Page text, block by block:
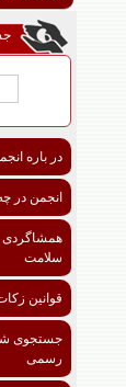
در باره
انجمن در
همشاگردی
سلامت
قوانین
جستجوی
رسمی